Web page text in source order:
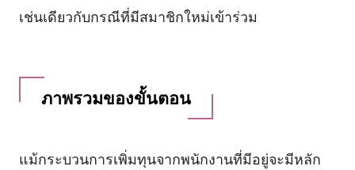
เช่นเดียวกับกรณีที่มีสมาชิกใหม่เข้าร่วม
ภาพรวมของขั้นตอน
แม้กระบวนการเพิ่มทุนจากพนักงานที่มีอยู่จะมีหลัก